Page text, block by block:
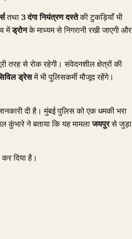
तथा 3 दंगा नियंत्रण दस्तेकी टुकड़ियाँ भी
मेंड्रोनके माध्यम से निगरानी रखी जाएगी और
तरह से रोक रहेगी। संवेदनशील क्षेत्रों की
ड्रेसमें भी पुलिसकर्मी मौजूद रहेंगे।
दी है। मुंबई पुलिस को एक धमकी भरा
कुंभारे ने बताया कि यह मामलाजयपुरसे जुड़ा
दिया है।